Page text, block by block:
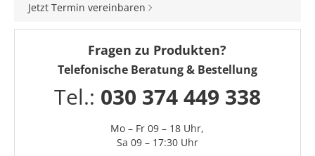
Jetzt Termin vereinbaren
Fragen zu Produkten?
Telefonische Beratung & Bestellung
Tel.: 030 374 449 338
Mo – Fr 09 – 18 Uhr,
Sa 09 – 17:30 Uhr